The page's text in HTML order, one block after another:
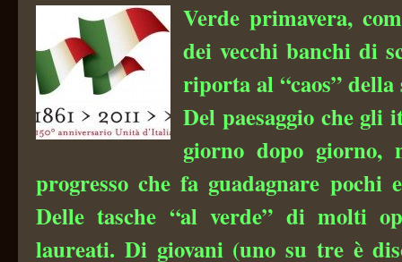
Verde primavera,
dei vecchi banchi di
riporta al “caos” della
Del paesaggio che gli
giorno dopo giorno,
progresso che fa guadagnare pochi
Delle tasche “al verde” di molti
laureati. Di giovani (uno su tre è